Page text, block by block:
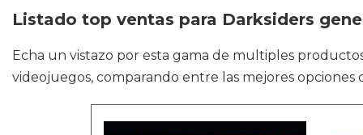
Listado top ventas para Darksiders
Echa un vistazo por esta gama de multiples
videojuegos, comparando entre las mejores opciones